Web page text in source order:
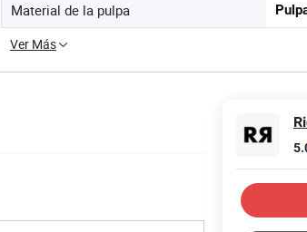
Material de la pulpa
Ver Más